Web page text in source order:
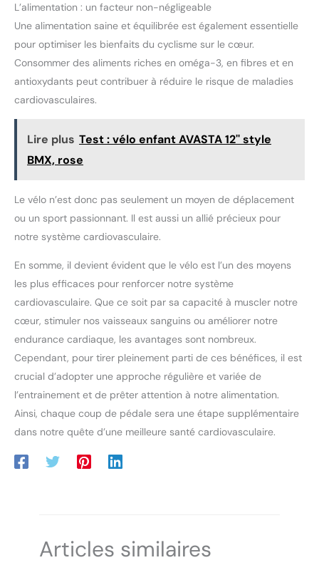
L’alimentation : un facteur non-négligeable
Une alimentation saine et équilibrée est également essentielle
pour optimiser les bienfaits du cyclisme sur le cœur.
Consommer des aliments riches en oméga-3, en fibres et en
antioxydants peut contribuer à réduire le risque de maladies
cardiovasculaires.
Lire plus Test : vélo enfant AVASTA 12'' style
BMX, rose
Le vélo n’est donc pas seulement un moyen de déplacement
ou un sport passionnant. Il est aussi un allié précieux pour
notre système cardiovasculaire.
En somme, il devient évident que le vélo est l’un des moyens
les plus efficaces pour renforcer notre système
cardiovasculaire. Que ce soit par sa capacité à muscler notre
cœur, stimuler nos vaisseaux sanguins ou améliorer notre
endurance cardiaque, les avantages sont nombreux.
Cependant, pour tirer pleinement parti de ces bénéfices, il est
crucial d’adopter une approche régulière et variée de
l’entrainement et de prêter attention à notre alimentation.
Ainsi, chaque coup de pédale sera une étape supplémentaire
dans notre quête d’une meilleure santé cardiovasculaire.
Articles similaires